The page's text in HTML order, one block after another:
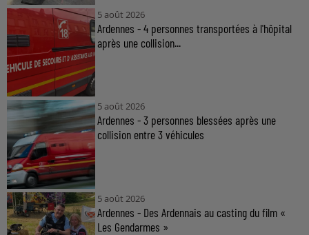
5 août 2026
Ardennes - 4 personnes transportées à l'hôpital
après une collision...
5 août 2026
Ardennes - 3 personnes blessées après une
collision entre 3 véhicules
5 août 2026
Ardennes - Des Ardennais au casting du film «
Les Gendarmes »